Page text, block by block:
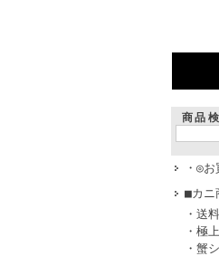
商品
・◎
■カニ
・送
・極
・蟹